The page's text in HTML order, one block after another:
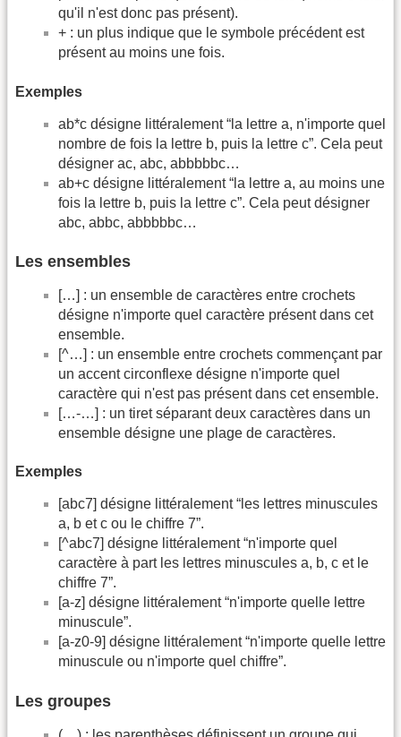
qu'il n'est donc pas présent).
+ : un plus indique que le symbole précédent est
présent au moins une fois.
Exemples
ab*c désigne littéralement “la lettre a, n'importe quel
nombre de fois la lettre b, puis la lettre c”. Cela peut
désigner ac, abc, abbbbbc…
ab+c désigne littéralement “la lettre a, au moins une
fois la lettre b, puis la lettre c”. Cela peut désigner
abc, abbc, abbbbbc…
Les ensembles
[…] : un ensemble de caractères entre crochets
désigne n'importe quel caractère présent dans cet
ensemble.
[^…] : un ensemble entre crochets commençant par
un accent circonflexe désigne n'importe quel
caractère qui n'est pas présent dans cet ensemble.
[…-…] : un tiret séparant deux caractères dans un
ensemble désigne une plage de caractères.
Exemples
[abc7] désigne littéralement “les lettres minuscules
a, b et c ou le chiffre 7”.
[^abc7] désigne littéralement “n'importe quel
caractère à part les lettres minuscules a, b, c et le
chiffre 7”.
[a-z] désigne littéralement “n'importe quelle lettre
minuscule”.
[a-z0-9] désigne littéralement “n'importe quelle lettre
minuscule ou n'importe quel chiffre”.
Les groupes